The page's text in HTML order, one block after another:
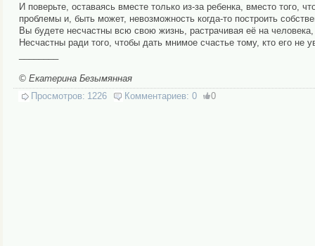
И поверьте, оставаясь вместе только из-за ребенка, вместо того,
проблемы и, быть может, невозможность когда-то построить
Вы будете несчастны всю свою жизнь, растрачивая её на
Несчастны ради того, чтобы дать мнимое счастье тому, кто его не
© Екатерина Безымянная
Просмотров: 1226 Комментариев: 0 0